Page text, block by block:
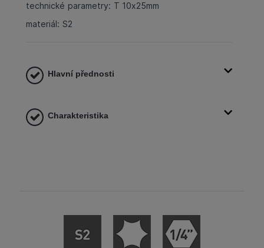
technické parametry: T 10x25mm
materiál: S2
Hlavní přednosti
Charakteristika